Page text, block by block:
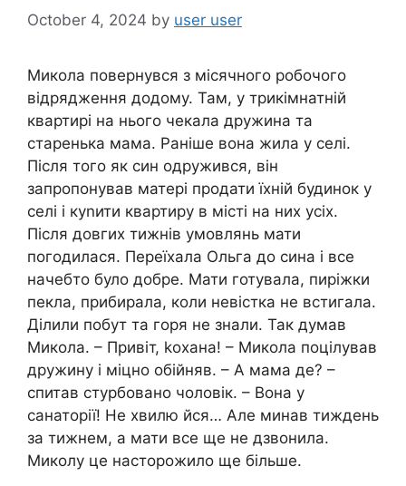
October 4, 2024 by user user
Микола повернувся з місячного робочого
відрядження додому. Там, у трикімнатній
квартирі на нього чекала дружина та
старенька мама. Раніше вона жила у селі.
Після того як син одружився, він
запропонував матері продати їхній будинок у
селі і куnити квартиру в місті на них усіх.
Після довгих тижнів умовлянь мати
погодилася. Переїхала Ольга до сина і все
начебто було добре. Мати готувала, пиріжки
пекла, прибирала, коли невістка не встигала.
Ділили побут та горя не знали. Так думав
Микола. – Привіт, kохана! – Микола поцілував
дружину і міцно обійняв. – А мама де? –
спитав стурбовано чоловік. – Вона у
санаторії! Не хвилю йся… Але минав тиждень
за тижнем, а мати все ще не дзвонила.
Миколу це насторожило ще більше.